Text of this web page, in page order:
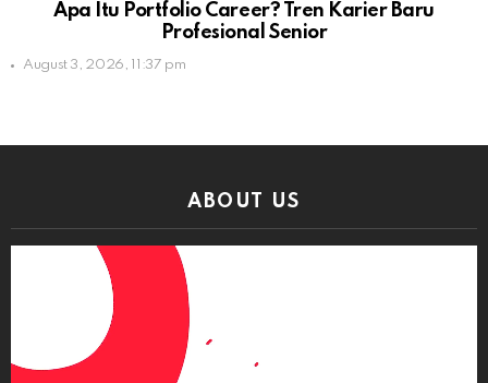
Apa Itu Portfolio Career? Tren Karier Baru
Profesional Senior
August 3, 2026, 11:37 pm
ABOUT US